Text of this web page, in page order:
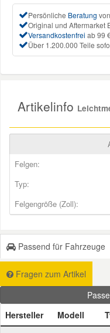
Persönliche Beratung
Original und Aftermarket
Versandkostenfrei ab 99
Über 1.200.000 Teile
Artikelinfo
Felgen:
Typ:
Felgengröße (Zoll):
Passend für Fahrzeuge
Fragen zum Artikel
Hersteller
Modell
Seat Ersatzteile
Smart Ersatzteile
Suzuki Ersatzteile
Toyota Ersatzteile
Vauxhall Ersatzteile
Volvo Ersatzteile